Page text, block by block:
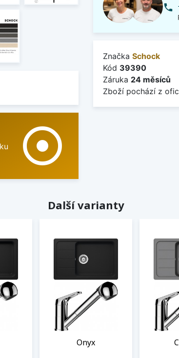
adjust
phone
Značka Schock
Kód 39390
Záruka 24 měsíců
Zboží pochází z
Další varianty
Onyx